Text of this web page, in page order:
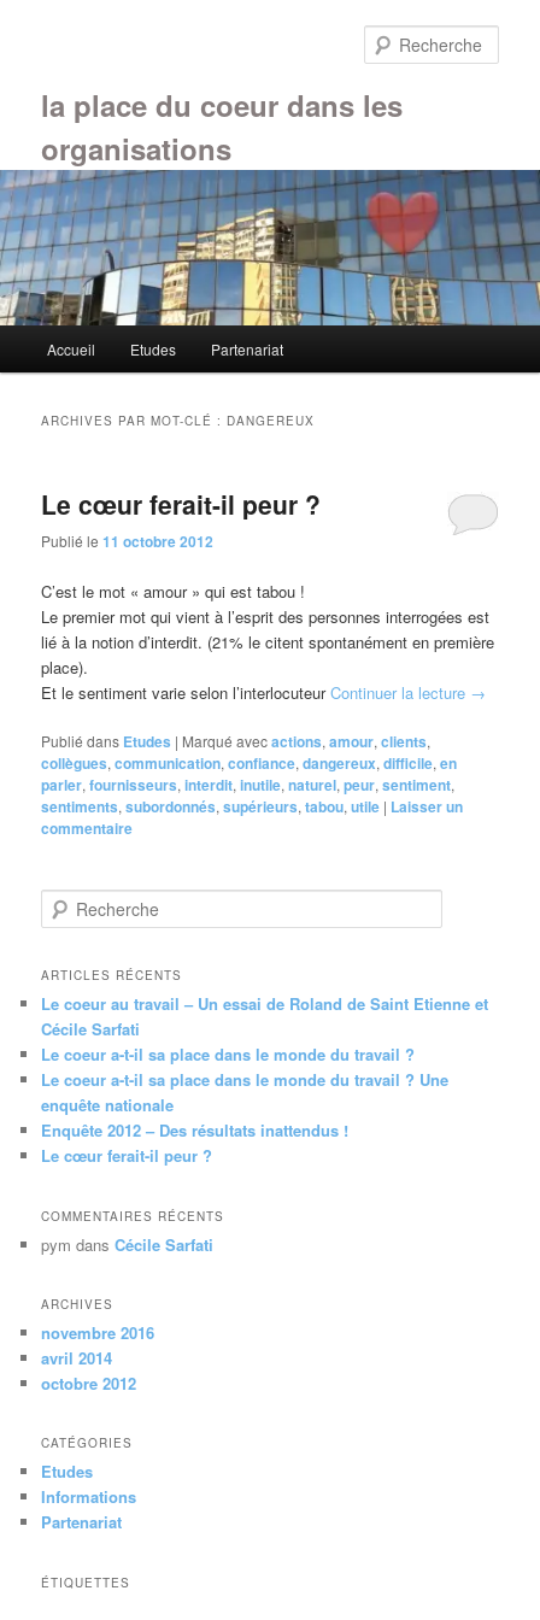
la place du coeur dans les
organisations
principal
Accueil Etudes Partenariat
ARCHIVES PAR MOT-CLÉ : DANGEREUX
Le cœur ferait-il peur ?
Publié le11 octobre 2012
C’est le mot « amour » qui est tabou !
Le premier mot qui vient à l’esprit des personnes interrogées est
lié à la notion d’interdit. (21% le citent spontanément en première
place).
Et le sentiment varie selon l’interlocuteurContinuer la lecture →
Publié dans Etudes | Marqué avecactions,amour,clients,
collègues,communication,confiance,dangereux,difficile,en
parler,fournisseurs,interdit,inutile,naturel,peur,sentiment,
sentiments,subordonnés,supérieurs,tabou,utile | Laisser un
commentaire
e
h
r
c
h
e
ARTICLES RÉCENTS
Le coeur au travail – Un essai de Roland de Saint Etienne et
Cécile Sarfati
Le coeur a-t-il sa place dans le monde du travail ?
Le coeur a-t-il sa place dans le monde du travail ? Une
enquête nationale
Enquête 2012 – Des résultats inattendus !
Le cœur ferait-il peur ?
COMMENTAIRES RÉCENTS
pym dansCécile Sarfati
ARCHIVES
novembre 2016
avril 2014
octobre 2012
CATÉGORIES
Etudes
Informations
Partenariat
ÉTIQUETTES